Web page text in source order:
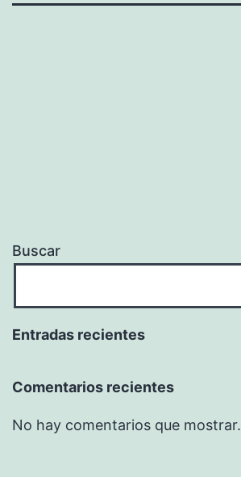
Buscar
Entradas recientes
Comentarios recientes
No hay comentarios que mostrar.